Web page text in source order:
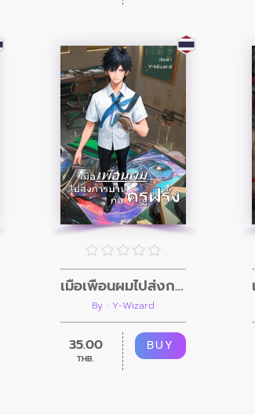
เมื่อเพื่อนผมไปส่งการบ้านกับครูฝรั่ง
By : Y-Wizard
35.00
THB.
BUY